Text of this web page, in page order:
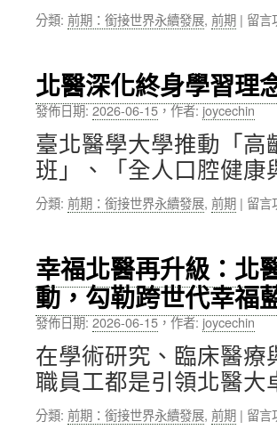
時
業
業
生
攜
「為
呢
喃
而
迴
分類: 前期：銜接世界永續發展, 前期 | 在
堂
走
進
餐
廳
廚
房
～
北
生
化
身
食
守
門
員，
北
醫
留言
北醫深化終身學習理
發佈日期:2026-06-15，作者: joycechin
臺北醫學大學推動「高
班」、「全人口腔健
分類: 前期：銜接世界永續發展, 前期 | 在
深
化
終
身
學
習
理
念，
推
展
留言
幸福北醫再升級：北
動，勾勒跨世代幸福
發佈日期:2026-06-15，作者: joycechin
在學術研究、臨床醫療
職員工都是引領北醫
分類: 前期：銜接世界永續發展, 前期 | 在
留言